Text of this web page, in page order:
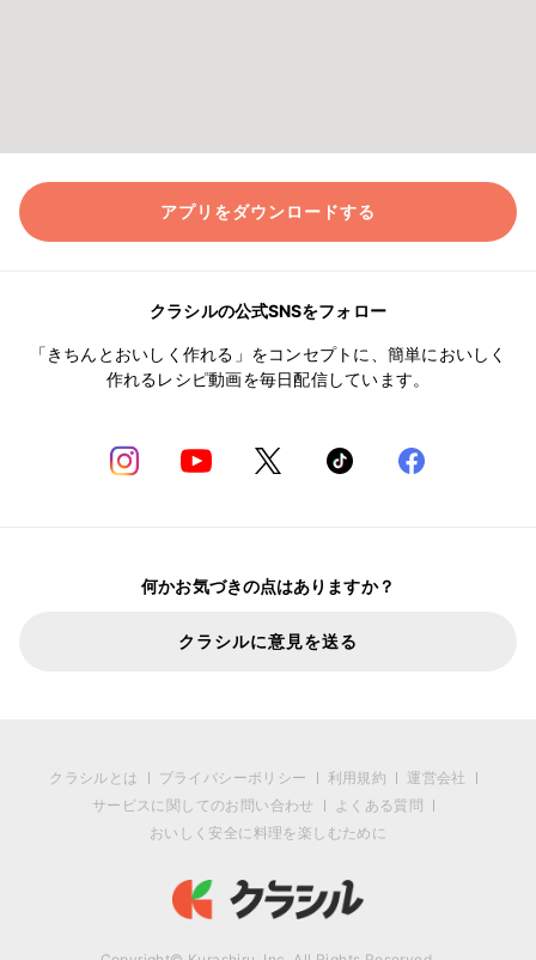
アプリをダウンロードする
クラシルの公式SNSをフォロー
「きちんとおいしく作れる」をコンセプトに、簡単においしく
作れるレシピ動画を毎日配信しています。
何かお気づきの点はありますか？
クラシルに意見を送る
クラシルとは プライバシーポリシー 利用規約
運営会社
サービスに関してのお問い合わせ
よくある質問
おいしく安全に料理を楽しむために